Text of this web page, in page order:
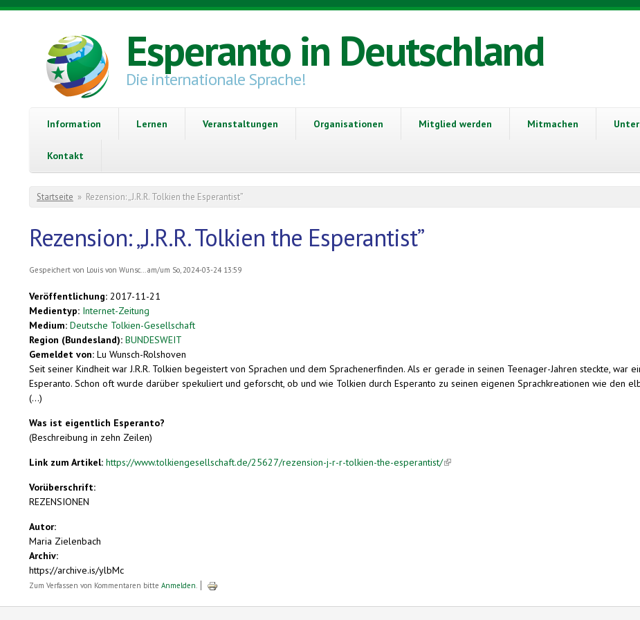
Direkt zum Inhalt
Esperanto in Deutschland
Die internationale Sprache!
Information Lernen Veranstaltungen Organisationen Mitglied werden Mitmachen
Kontakt
Sie sind hier
Startseite » Rezension: „J.R.R. Tolkien the Esperantist”
Rezension: „J.R.R. Tolkien the Esperantist”
Gespeichert von Louis von Wunsc...am/um So, 2024-03-24 13:59
Veröffentlichung: 2017-11-21
Medientyp: Internet-Zeitung
Medium: Deutsche Tolkien-Gesellschaft
Region (Bundesland): BUNDESWEIT
Gemeldet von: Lu Wunsch-Rolshoven
Seit seiner Kindheit war J.R.R. Tolkien begeistert von Sprachen und dem Sprachenerfinden. Als er gerade in seinen Teenager-Jahren steckte,
Esperanto. Schon oft wurde darüber spekuliert und geforscht, ob und wie Tolkien durch Esperanto zu seinen eigenen Sprachkreationen wie den
(...)
Was ist eigentlich Esperanto?
(Beschreibung in zehn Zeilen)
Link zum Artikel: https://www.tolkiengesellschaft.de/25627/rezension-j-r-r-tolkien-the-esperantist/(link is external)
Vorüberschrift:
REZENSIONEN
Autor:
Maria Zielenbach
Archiv:
https://archive.is/ylbMc
Zum Verfassen von Kommentaren bitte Anmelden.